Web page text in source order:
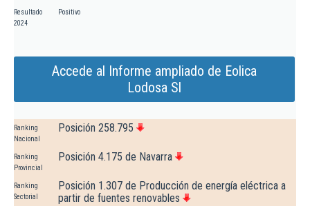
Resultado
2024
Positivo
Accede al Informe ampliado de Eolica
Lodosa Sl
Ranking
Nacional
Posición 258.795
Ranking
Provincial
Posición 4.175 de Navarra
Ranking
Sectorial
Posición 1.307 de Producción de energía eléctrica a
partir de fuentes renovables